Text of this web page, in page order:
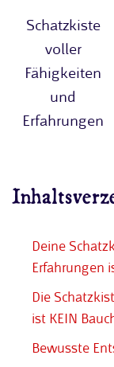
Schatzkiste
voller
Fähigkeiten
und
Erfahrungen
Deine
Erfahrungen
Die
ist KEIN
Bewusste